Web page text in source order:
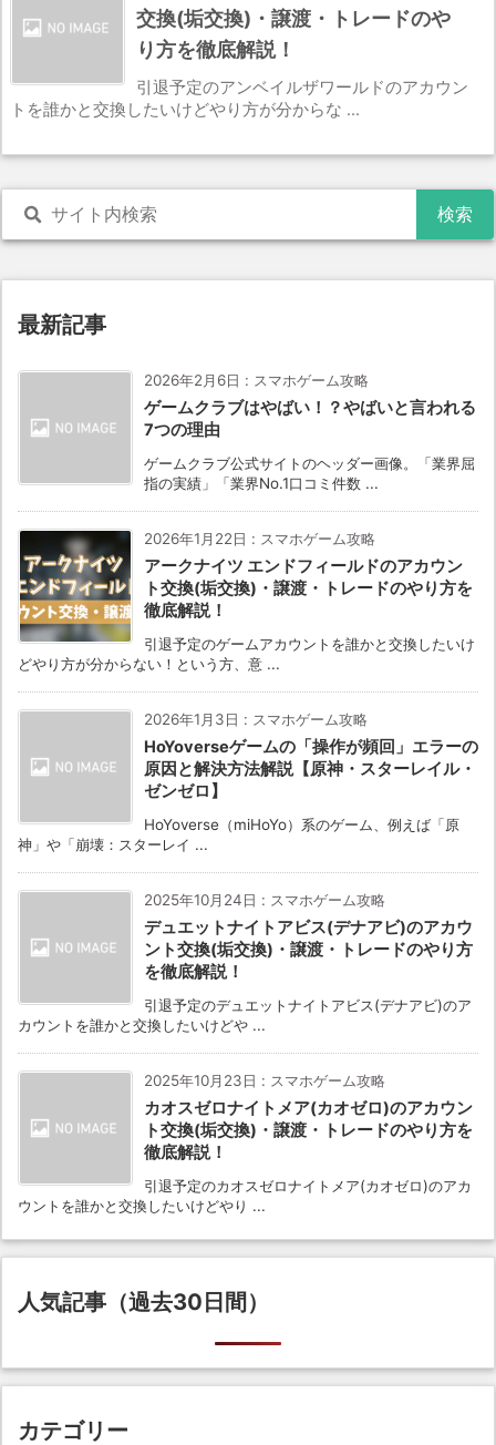
交換(垢交換)・譲渡・トレードのや
り方を徹底解説！
引退予定のアンベイルザワールドのアカウン
トを誰かと交換したいけどやり方が分からな ...
最新記事
2026年2月6日 : スマホゲーム攻略
ゲームクラブはやばい！？やばいと言われる
7つの理由
ゲームクラブ公式サイトのヘッダー画像。「業界屈
指の実績」「業界No.1口コミ件数 ...
2026年1月22日 : スマホゲーム攻略
アークナイツ エンドフィールドのアカウン
ト交換(垢交換)・譲渡・トレードのやり方を
徹底解説！
引退予定のゲームアカウントを誰かと交換したいけ
どやり方が分からない！という方、意 ...
2026年1月3日 : スマホゲーム攻略
HoYoverseゲームの「操作が頻回」エラーの
原因と解決方法解説【原神・スターレイル・
ゼンゼロ】
HoYoverse（miHoYo）系のゲーム、例えば「原
神」や「崩壊：スターレイ ...
2025年10月24日 : スマホゲーム攻略
デュエットナイトアビス(デナアビ)のアカウ
ント交換(垢交換)・譲渡・トレードのやり方
を徹底解説！
引退予定のデュエットナイトアビス(デナアビ)のア
カウントを誰かと交換したいけどや ...
2025年10月23日 : スマホゲーム攻略
カオスゼロナイトメア(カオゼロ)のアカウン
ト交換(垢交換)・譲渡・トレードのやり方を
徹底解説！
引退予定のカオスゼロナイトメア(カオゼロ)のアカ
ウントを誰かと交換したいけどやり ...
人気記事（過去30日間）
カテゴリー